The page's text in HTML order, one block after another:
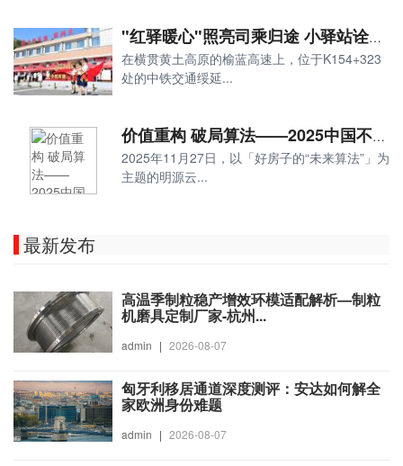
"红驿暖心"照亮司乘归途 小驿站诠释服务大情怀
在横贯黄土高原的榆蓝高速上，位于K154+323
处的中铁交通绥延...
价值重构 破局算法——2025中国不动产AI营销峰会圆满落幕
2025年11月27日，以「好房子的“未来算法”」为
主题的明源云...
最新发布
高温季制粒稳产增效环模适配解析—制粒
机磨具定制厂家-杭州...
admin | 2026-08-07
匈牙利移居通道深度测评：安达如何解全
家欧洲身份难题
admin | 2026-08-07